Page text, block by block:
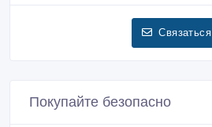
Связаться
Покупайте безопасно